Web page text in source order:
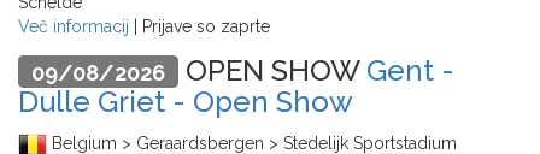
Več informacij
| Prijave so zaprte
09/08/2026 OPEN SHOW Gent -
Dulle Griet - Open Show
Belgium > Geraardsbergen > Stedelijk Sportstadium